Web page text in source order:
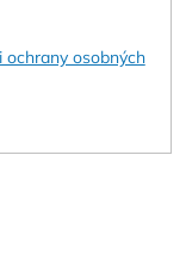
ochrany osobných